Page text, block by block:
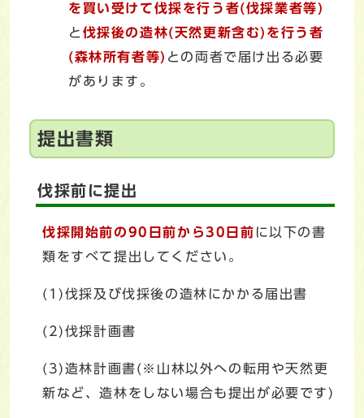
を買い受けて伐採を行う者(伐採業者等)
と 伐採後の造林(天然更新含む)を行う者
(森林所有者等) との両者で届け出る必要
があります。
提出書類
伐採前に提出
伐採開始前の90日前から30日前 に以下の書
類をすべて提出してください。
(1)伐採及び伐採後の造林にかかる届出書
(2)伐採計画書
(3)造林計画書(※山林以外への転用や天然更
新など、造林をしない場合も提出が必要です)